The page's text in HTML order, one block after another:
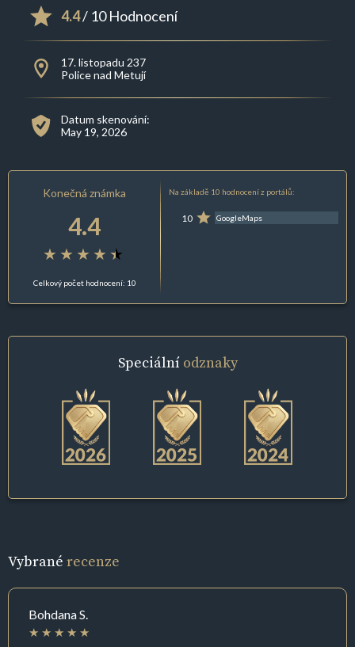
4.4/ 10 Hodnocení
17. listopadu 237
Police nad Metují
Datum skenování:
May 19, 2026
Konečná známka
4.4
Celkový počet hodnocení: 10
Na základě 10 hodnocení z portálů:
10 GoogleMaps
Speciální odznaky
Vybrané recenze
Bohdana S.